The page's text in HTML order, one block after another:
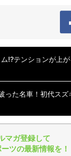
!?テンションが上
った名車！初代スズ
マガ登録して
ツの最新情報を！